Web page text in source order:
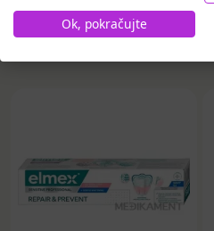
Vybrali sme pre vás
Ok, pokračujte